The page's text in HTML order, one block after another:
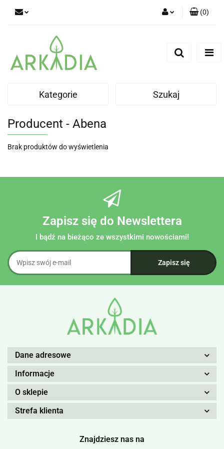
(0)
Kategorie Szukaj
Producent - Abena
Brak produktów do wyświetlenia
Zapisz się do Newslettera
I bądź na bieżąco ze wszystkimi nowościami!
Dane adresowe
Informacje
O sklepie
Strefa klienta
Znajdziesz nas na